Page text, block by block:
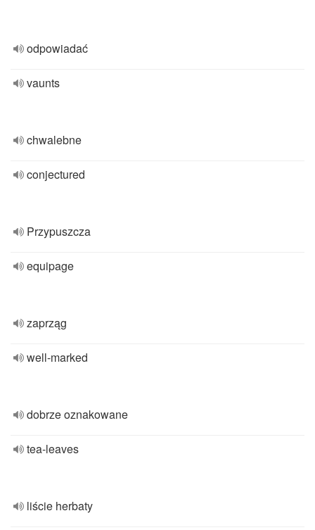
odpowiadać
vaunts
chwalebne
conjectured
Przypuszcza
equipage
zaprząg
well-marked
dobrze oznakowane
tea-leaves
liście herbaty